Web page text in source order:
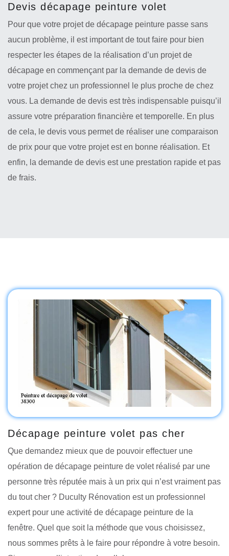
Devis décapage peinture volet
Pour que votre projet de décapage peinture passe sans
aucun problème, il est important de tout faire pour bien
respecter les étapes de la réalisation d’un projet de
décapage en commençant par la demande de devis de
votre projet chez un professionnel le plus proche de chez
vous. La demande de devis est très indispensable puisqu’il
assure votre préparation financière et temporelle. En plus
de cela, le devis vous permet de réaliser une comparaison
de prix pour que votre projet est en bonne réalisation. Et
enfin, la demande de devis est une prestation rapide et pas
de frais.
Décapage peinture volet pas cher
Que demandez mieux que de pouvoir effectuer une
opération de décapage peinture de volet réalisé par une
personne très réputée mais à un prix qui n’est vraiment pas
du tout cher ? Duculty Rénovation est un professionnel
expert pour une activité de décapage peinture de la
fenêtre. Quel que soit la méthode que vous choisissez,
nous sommes prêts à le faire pour répondre à votre besoin.